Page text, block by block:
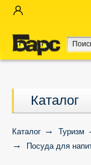
Каталог
Каталог Туризм
Посуда для